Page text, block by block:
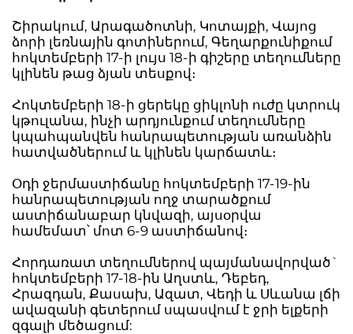
Շիրակում, Արագածոտնի, Կոտայքի, Վայոց
ձորի լեռնային գոտիներում, Գեղարքունիքում
հոկտեմբերի 17-ի լույս 18-ի գիշերը տեղումները
կլինեն թաց ձյան տեսքով։
Հոկտեմբերի 18-ի ցերեկը ցիկլոնի ուժը կտրուկ
կթուլանա, ինչի արդյունքում տեղումները
կպահպանվեն հանրապետության առանձին
հատվածներում և կլինեն կարճատև։
Օդի ջերմաստիճանը հոկտեմբերի 17-19-ին
հանրապետության ողջ տարածքում
աստիճանաբար կնվազի, այսօրվա
համեմատ՝ մոտ 6-9 աստիճանով։
Հորդառատ տեղումներով պայմանավորված`
հոկտեմբերի 17-18-ին Աղստև, Դեբեդ,
Հրազդան, Քասախ, Ազատ, Վեդի և Սևանա լճի
ավազանի գետերում սպասվում է ջրի ելքերի
զգալի մեծացում: